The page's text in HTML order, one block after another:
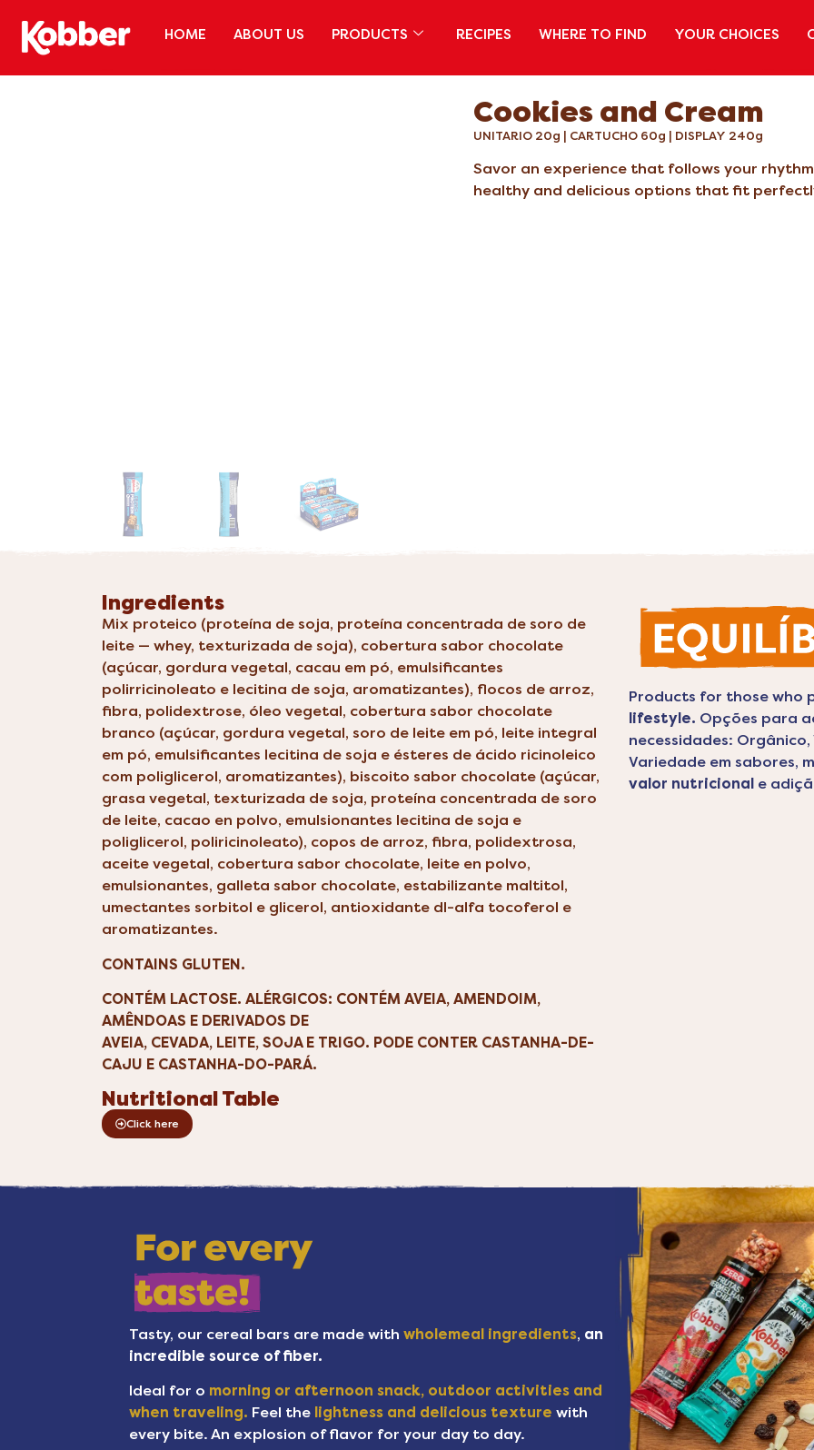
HOME ABOUT US PRODUCTS RECIPES WHERE TO FIND YOUR CHOICES
Cookies and Cream
UNITARIO 20g | CARTUCHO 60g | DISPLAY 240g
Savor an experience that follows your
healthy and delicious options that fit
Ingredients
Mix proteico (proteína de soja, proteína concentrada de soro de
leite — whey, texturizada de soja), cobertura sabor chocolate
(açúcar, gordura vegetal, cacau em pó, emulsificantes
polirricinoleato e lecitina de soja, aromatizantes), flocos de arroz,
fibra, polidextrose, óleo vegetal, cobertura sabor chocolate
branco (açúcar, gordura vegetal, soro de leite em pó, leite integral
em pó, emulsificantes lecitina de soja e ésteres de ácido ricinoleico
com poliglicerol, aromatizantes), biscoito sabor chocolate (açúcar,
grasa vegetal, texturizada de soja, proteína concentrada de soro
de leite, cacao en polvo, emulsionantes lecitina de soja e
poliglicerol, poliricinoleato), copos de arroz, fibra, polidextrosa,
aceite vegetal, cobertura sabor chocolate, leite en polvo,
emulsionantes, galleta sabor chocolate, estabilizante maltitol,
umectantes sorbitol e glicerol, antioxidante dl-alfa tocoferol e
aromatizantes.
CONTAINS GLUTEN.
CONTÉM LACTOSE. ALÉRGICOS: CONTÉM AVEIA, AMENDOIM,
AMÊNDOAS E DERIVADOS DE
AVEIA, CEVADA, LEITE, SOJA E TRIGO. PODE CONTER CASTANHA-DE-
CAJU E CASTANHA-DO-PARÁ.
Nutritional Table
Click here
Products for those who
lifestyle. Opções para
necessidades:
Variedade em sabores,
valor nutricional e
Tasty, our cereal bars are made with wholemeal ingredients, an
incredible source of fiber.
Ideal for o morning or afternoon snack, outdoor activities and
when traveling. Feel the lightness and delicious texture with
every bite. An explosion of flavor for your day to day.